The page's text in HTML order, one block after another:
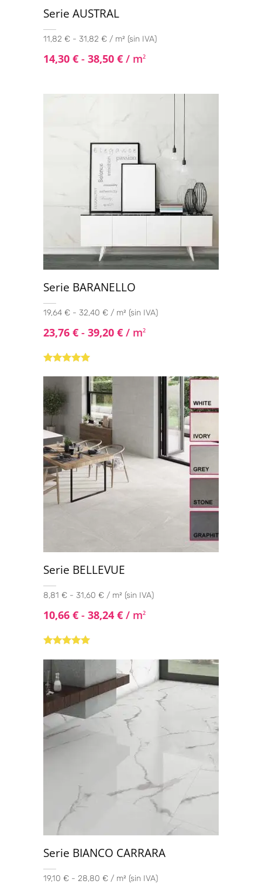
Serie AUSTRAL
11,82 € - 31,82 € / m² (sin IVA)
14,30 € - 38,50 € / m2
Serie BARANELLO
19,64 € - 32,40 € / m² (sin IVA)
23,76 € - 39,20 € / m2
Serie BELLEVUE
8,81 € - 31,60 € / m² (sin IVA)
10,66 € - 38,24 € / m2
5.00de 5
Serie BIANCO CARRARA
19,10 € - 28,80 € / m² (sin IVA)